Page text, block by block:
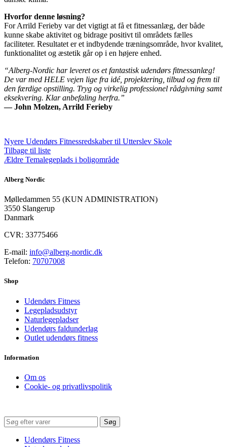
Hvorfor denne løsning?
For Arrild Ferieby var det vigtigt at få et fitnessanlæg, der både
kunne skabe aktivitet og bidrage positivt til områdets fælles
faciliteter. Resultatet er et indbydende træningsområde, hvor kvalitet,
funktionalitet og æstetik går op i en højere enhed.
“Alberg-Nordic har leveret os et fantastisk udendørs fitnessanlæg!
De var med HELE vejen lige fra idé, projektering, tilbud og frem til
den færdige opstilling. Tryg og virkelig professionel rådgivning samt
eksekvering. Klar anbefaling herfra.”
— John Molzen, Arrild Ferieby
Nyere Udendørs Fitnessredskaber til Utterslev Skole
Tilbage til liste
Ældre Temalegeplads i boligområde
Alberg Nordic
​Mølledammen 55 (KUN ADMINISTRATION)
3550 Slangerup
Danmark
CVR: 33775466
E-mail: info@alberg-nordic.dk
Telefon: 70707008
Shop
Udendørs Fitness
Legepladsudstyr
Naturlegepladser
Udendørs faldunderlag
Outlet udendørs fitness
Information
Om os
Cookie- og privatlivspolitik
Søg
Udendørs Fitness